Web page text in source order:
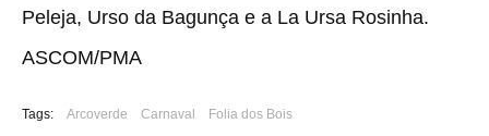
Peleja, Urso da Bagunça e a La Ursa Rosinha.
ASCOM/PMA
Tags: Arcoverde Carnaval Folia dos Bois